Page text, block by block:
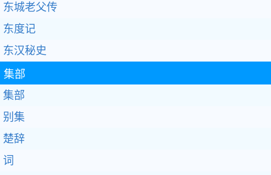
东城老父传
东度记
东汉秘史
集部
集部
别集
楚辞
词